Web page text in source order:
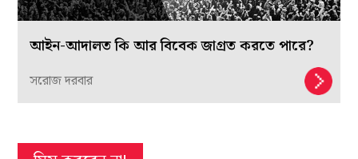
আইন-আদালত কি আর বিবেক জাগ্রত করতে পারে?
সরোজ দরবার